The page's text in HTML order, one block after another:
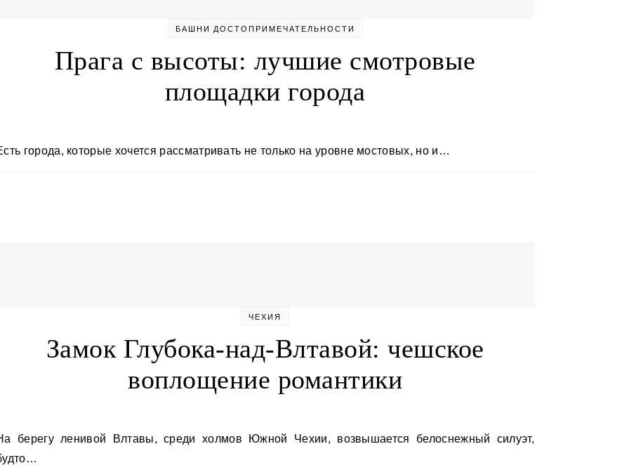
БАШНИ ДОСТОПРИМЕЧАТЕЛЬНОСТИ
Прага с высоты: лучшие смотровые
площадки города
Есть города, которые хочется рассматривать не только на уровне мостовых, но и…
ЧЕХИЯ
Замок Глубока-над-Влтавой: чешское
воплощение романтики
белоснежный силуэт,